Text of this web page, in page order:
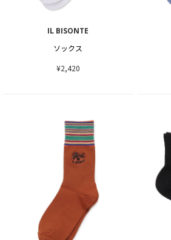
IL BISONTE
ソックス
¥2,420